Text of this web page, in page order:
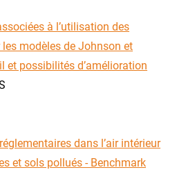
à l’utilisation des
modèles de Johnson et
et possibilités d’amélioration
dans l’air intérieur
et sols pollués - Benchmark